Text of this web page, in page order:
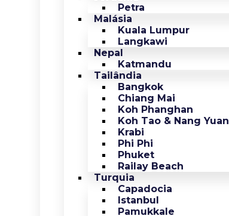
Petra
Malásia
Kuala Lumpur
Langkawi
Nepal
Katmandu
Tailândia
Bangkok
Chiang Mai
Koh Phanghan
Koh Tao & Nang Yuan
Krabi
Phi Phi
Phuket
Railay Beach
Turquia
Capadocia
Istanbul
Pamukkale